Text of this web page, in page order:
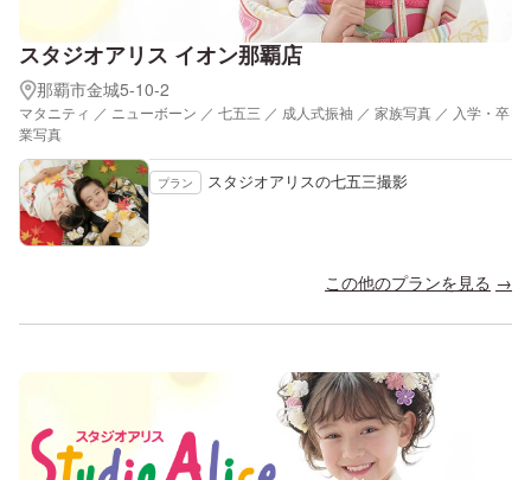
スタジオアリス イオン那覇店
那覇市金城5-10-2
マタニティ ／ ニューボーン ／ 七五三 ／ 成人式振袖 ／ 家族写真 ／ 入学・卒
業写真
プラン スタジオアリスの七五三撮影
この他のプランを見る